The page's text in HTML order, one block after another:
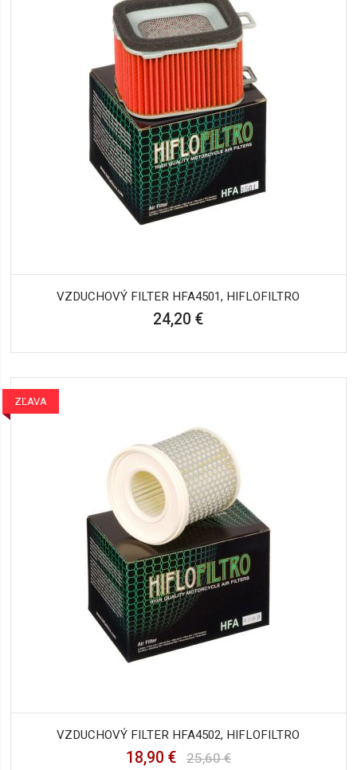
VZDUCHOVÝ FILTER HFA4501, HIFLOFILTRO
24,20 €
ZĽAVA
VZDUCHOVÝ FILTER HFA4502, HIFLOFILTRO
18,90 € 25,60 €